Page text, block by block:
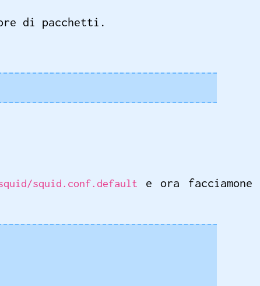
di pacchetti.
squid.conf.default e ora facciamone